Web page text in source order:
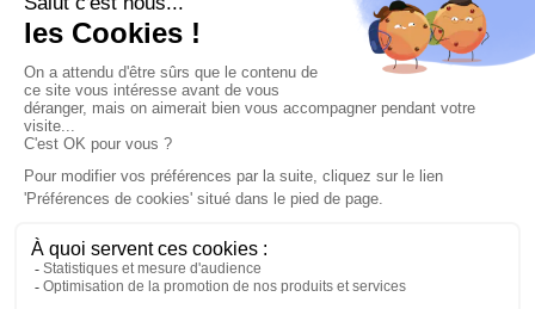
©Inga 2026
Nous acceptons